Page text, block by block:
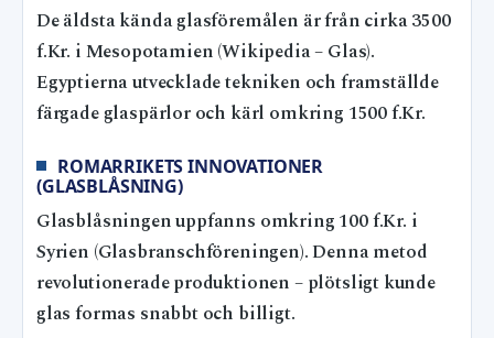
De äldsta kända glasföremålen är från cirka 3500
f.Kr. i Mesopotamien (Wikipedia – Glas).
Egyptierna utvecklade tekniken och framställde
färgade glaspärlor och kärl omkring 1500 f.Kr.
ROMARRIKETS INNOVATIONER
(GLASBLÅSNING)
Glasblåsningen uppfanns omkring 100 f.Kr. i
Syrien (Glasbranschföreningen). Denna metod
revolutionerade produktionen – plötsligt kunde
glas formas snabbt och billigt.